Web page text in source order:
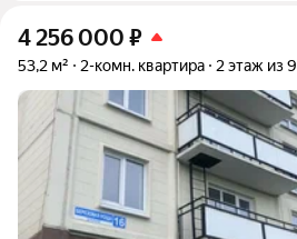
4 256 000 ₽
53,2 м² 2-комн. квартира 2 этаж из 9